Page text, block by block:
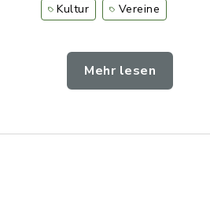
Kultur Vereine
Mehr lesen